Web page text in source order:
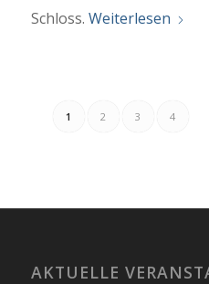
Schloss. Weiterlesen
1 2 3 4
AKTUELLE